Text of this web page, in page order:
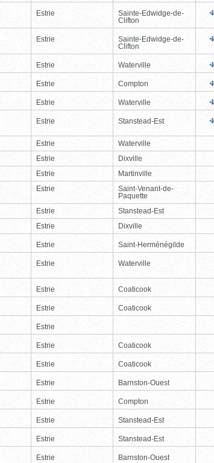
Estrie
Sainte-Edwidge-de-
Clifton
Estrie
Sainte-Edwidge-de-
Clifton
Estrie Waterville
Estrie Compton
Estrie Waterville
Estrie Stanstead-Est
Estrie
Waterville
Estrie
Dixville
Estrie
Martinville
Estrie
Saint-Venant-de-
Paquette
Estrie
Stanstead-Est
Estrie Dixville
Estrie Saint-Herménégilde
Estrie Waterville
Estrie Coaticook
Estrie Coaticook
Estrie
Estrie Coaticook
Estrie Coaticook
Estrie Barnston-Ouest
Estrie Compton
Estrie Stanstead-Est
Estrie Stanstead-Est
Estrie Barnston-Ouest